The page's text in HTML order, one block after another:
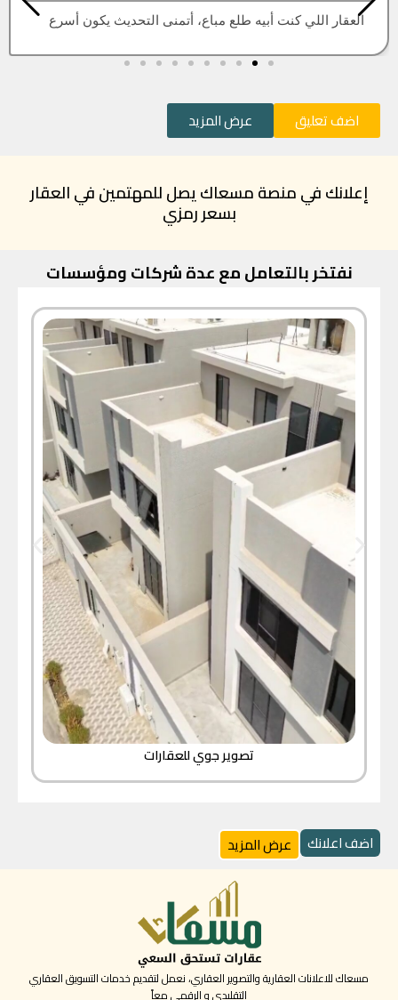
العقار اللي كنت أبيه طلع مباع، أتمنى التحديث يكون أسرع
اضف تعليق عرض المزيد
إعلانك في منصة مسعاك يصل للمهتمين في العقار
بسعر رمزي
نفتخر بالتعامل مع عدة شركات ومؤسسات
تصوير جوي للعقارات
اضف اعلانك عرض المزيد
مسعاك للاعلانات العقارية والتصوير العقاري، نعمل لتقديم خدمات التسويق العقاري
التقليدي و الرقمي معاً